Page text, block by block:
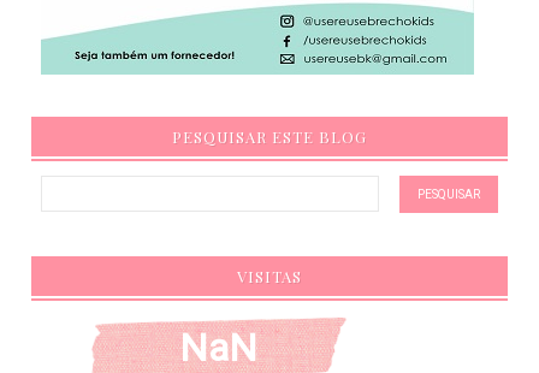
PESQUISAR ESTE BLOG
VISITAS
NaN